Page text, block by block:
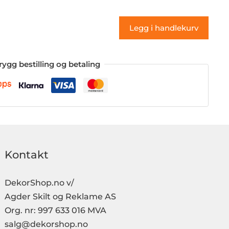
Legg i handlekurv
bestilling og betaling
Kontakt
DekorShop.no v/
Agder Skilt og Reklame AS
Org. nr: 997 633 016 MVA
salg@dekorshop.no